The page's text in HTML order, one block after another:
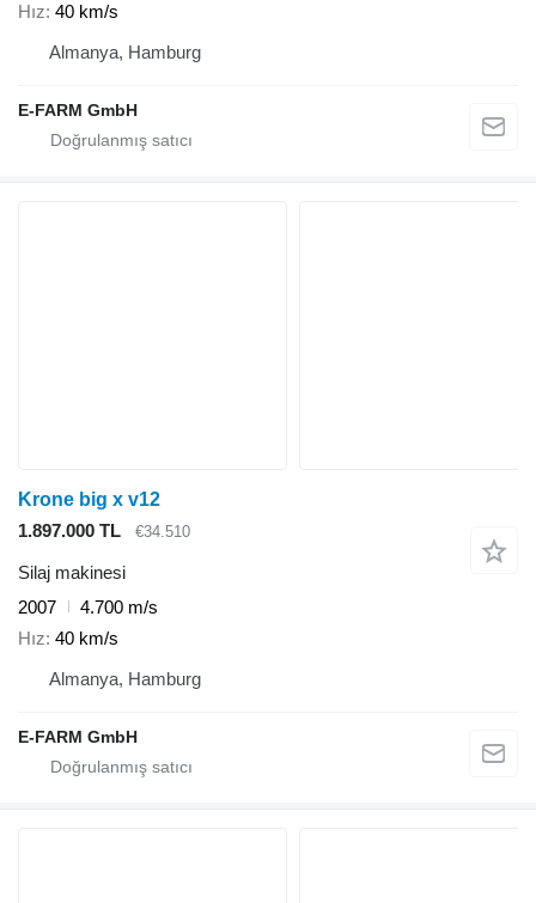
Hız 40 km/s
Almanya, Hamburg
E-FARM GmbH
Krone big x v12
1.897.000 TL
€34.510
Silaj makinesi
2007
4.700 m/s
Hız 40 km/s
Almanya, Hamburg
E-FARM GmbH